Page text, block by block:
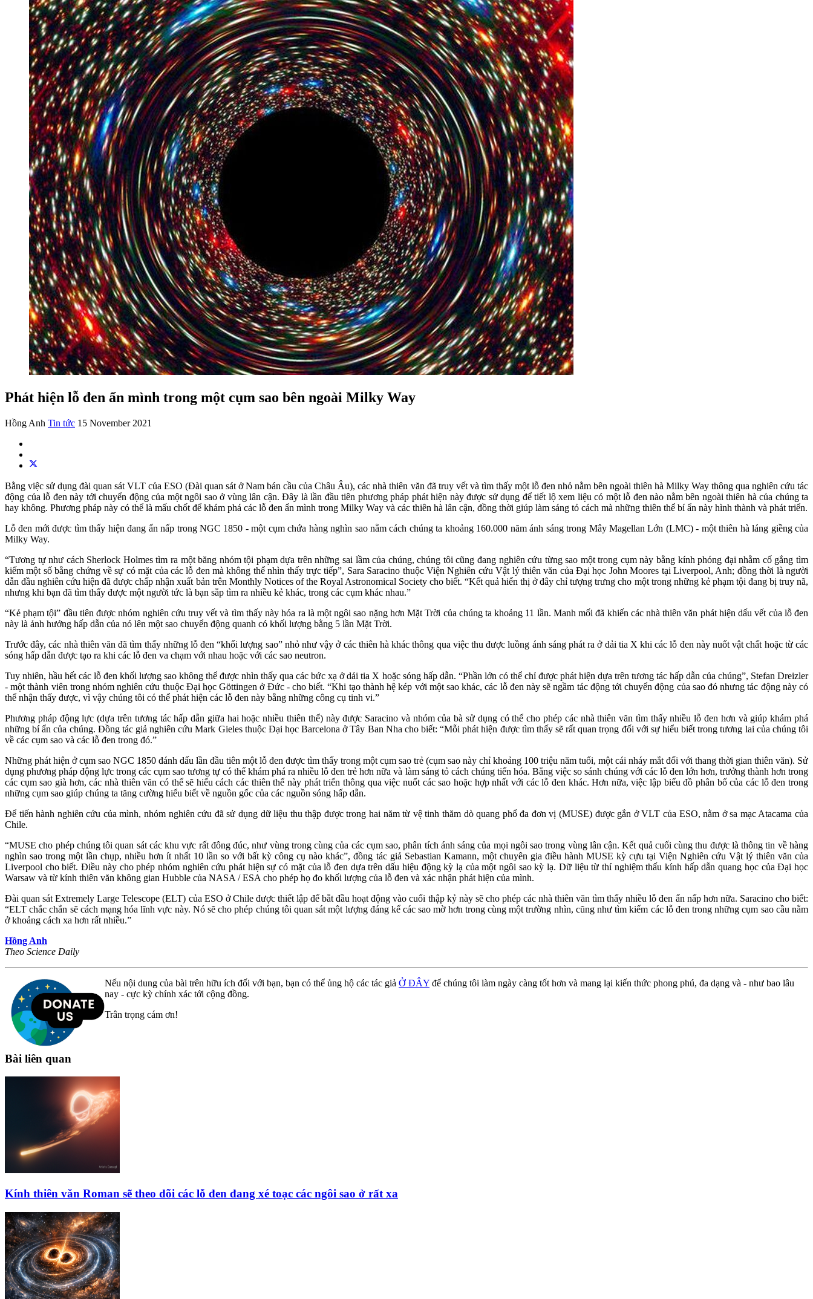
Phát hiện lỗ đen ẩn mình trong một cụm sao bên ngoài Milky Way
Hồng Anh Tin tức 15 November 2021
Bằng việc sử dụng đài quan sát VLT của ESO (Đài quan sát ở Nam bán cầu của Châu Âu), các nhà thiên văn đã truy vết và tìm thấy một lỗ đen nhỏ nằm bên ngoài thiên hà Milky Way thông qua nghiên cứu tác
động của lỗ đen này tới chuyển động của một ngôi sao ở vùng lân cận. Đây là lần đầu tiên phương pháp phát hiện này được sử dụng để tiết lộ xem liệu có một lỗ đen nào nằm bên ngoài thiên hà của chúng ta
hay không. Phương pháp này có thể là mấu chốt để khám phá các lỗ đen ẩn mình trong Milky Way và các thiên hà lân cận, đồng thời giúp làm sáng tỏ cách mà những thiên thể bí ẩn này hình thành và phát triển.
Lỗ đen mới được tìm thấy hiện đang ẩn nấp trong NGC 1850 - một cụm chứa hàng nghìn sao nằm cách chúng ta khoảng 160.000 năm ánh sáng trong Mây Magellan Lớn (LMC) - một thiên hà láng giềng của
Milky Way.
“Tương tự như cách Sherlock Holmes tìm ra một băng nhóm tội phạm dựa trên những sai lầm của chúng, chúng tôi cũng đang nghiên cứu từng sao một trong cụm này bằng kính phóng đại nhằm cố gắng tìm
kiếm một số bằng chứng về sự có mặt của các lỗ đen mà không thể nhìn thấy trực tiếp”, Sara Saracino thuộc Viện Nghiên cứu Vật lý thiên văn của Đại học John Moores tại Liverpool, Anh; đồng thời là người
dẫn đầu nghiên cứu hiện đã được chấp nhận xuất bản trên Monthly Notices of the Royal Astronomical Society cho biết. “Kết quả hiển thị ở đây chỉ tượng trưng cho một trong những kẻ phạm tội đang bị truy nã,
nhưng khi bạn đã tìm thấy được một người tức là bạn sắp tìm ra nhiều kẻ khác, trong các cụm khác nhau.”
“Kẻ phạm tội” đầu tiên được nhóm nghiên cứu truy vết và tìm thấy này hóa ra là một ngôi sao nặng hơn Mặt Trời của chúng ta khoảng 11 lần. Manh mối đã khiến các nhà thiên văn phát hiện dấu vết của lỗ đen
này là ảnh hưởng hấp dẫn của nó lên một sao chuyển động quanh có khối lượng bằng 5 lần Mặt Trời.
Trước đây, các nhà thiên văn đã tìm thấy những lỗ đen “khối lượng sao” nhỏ như vậy ở các thiên hà khác thông qua việc thu được luồng ánh sáng phát ra ở dải tia X khi các lỗ đen này nuốt vật chất hoặc từ các
sóng hấp dẫn được tạo ra khi các lỗ đen va chạm với nhau hoặc với các sao neutron.
Tuy nhiên, hầu hết các lỗ đen khối lượng sao không thể được nhìn thấy qua các bức xạ ở dải tia X hoặc sóng hấp dẫn. “Phần lớn có thể chỉ được phát hiện dựa trên tương tác hấp dẫn của chúng”, Stefan Dreizler
- một thành viên trong nhóm nghiên cứu thuộc Đại học Göttingen ở Đức - cho biết. “Khi tạo thành hệ kép với một sao khác, các lỗ đen này sẽ ngầm tác động tới chuyển động của sao đó nhưng tác động này có
thể nhận thấy được, vì vậy chúng tôi có thể phát hiện các lỗ đen này bằng những công cụ tinh vi.”
Phương pháp động lực (dựa trên tương tác hấp dẫn giữa hai hoặc nhiều thiên thể) này được Saracino và nhóm của bà sử dụng có thể cho phép các nhà thiên văn tìm thấy nhiều lỗ đen hơn và giúp khám phá
những bí ẩn của chúng. Đồng tác giả nghiên cứu Mark Gieles thuộc Đại học Barcelona ở Tây Ban Nha cho biết: “Mỗi phát hiện được tìm thấy sẽ rất quan trọng đối với sự hiểu biết trong tương lai của chúng tôi
về các cụm sao và các lỗ đen trong đó.”
Những phát hiện ở cụm sao NGC 1850 đánh dấu lần đầu tiên một lỗ đen được tìm thấy trong một cụm sao trẻ (cụm sao này chỉ khoảng 100 triệu năm tuổi, một cái nháy mắt đối với thang thời gian thiên văn). Sử
dụng phương pháp động lực trong các cụm sao tương tự có thể khám phá ra nhiều lỗ đen trẻ hơn nữa và làm sáng tỏ cách chúng tiến hóa. Bằng việc so sánh chúng với các lỗ đen lớn hơn, trưởng thành hơn trong
các cụm sao già hơn, các nhà thiên văn có thể sẽ hiểu cách các thiên thể này phát triển thông qua việc nuốt các sao hoặc hợp nhất với các lỗ đen khác. Hơn nữa, việc lập biểu đồ phân bố của các lỗ đen trong
những cụm sao giúp chúng ta tăng cường hiểu biết về nguồn gốc của các nguồn sóng hấp dẫn.
Để tiến hành nghiên cứu của mình, nhóm nghiên cứu đã sử dụng dữ liệu thu thập được trong hai năm từ vệ tinh thăm dò quang phổ đa đơn vị (MUSE) được gắn ở VLT của ESO, nằm ở sa mạc Atacama của
Chile.
“MUSE cho phép chúng tôi quan sát các khu vực rất đông đúc, như vùng trong cùng của các cụm sao, phân tích ánh sáng của mọi ngôi sao trong vùng lân cận. Kết quả cuối cùng thu được là thông tin về hàng
nghìn sao trong một lần chụp, nhiều hơn ít nhất 10 lần so với bất kỳ công cụ nào khác”, đồng tác giả Sebastian Kamann, một chuyên gia điều hành MUSE kỳ cựu tại Viện Nghiên cứu Vật lý thiên văn của
Liverpool cho biết. Điều này cho phép nhóm nghiên cứu phát hiện sự có mặt của lỗ đen dựa trên dấu hiệu động kỳ lạ của một ngôi sao kỳ lạ. Dữ liệu từ thí nghiệm thấu kính hấp dẫn quang học của Đại học
Warsaw và từ kính thiên văn không gian Hubble của NASA / ESA cho phép họ đo khối lượng của lỗ đen và xác nhận phát hiện của mình.
Đài quan sát Extremely Large Telescope (ELT) của ESO ở Chile được thiết lập để bắt đầu hoạt động vào cuối thập kỷ này sẽ cho phép các nhà thiên văn tìm thấy nhiều lỗ đen ẩn nấp hơn nữa. Saracino cho biết:
“ELT chắc chắn sẽ cách mạng hóa lĩnh vực này. Nó sẽ cho phép chúng tôi quan sát một lượng đáng kể các sao mờ hơn trong cùng một trường nhìn, cũng như tìm kiếm các lỗ đen trong những cụm sao cầu nằm
ở khoảng cách xa hơn rất nhiều.”
Hồng Anh
Theo Science Daily
Nếu nội dung của bài trên hữu ích đối với bạn, bạn có thể ủng hộ các tác giả Ở ĐÂY để chúng tôi làm ngày càng tốt hơn và mang lại kiến thức phong phú, đa dạng và - như bao lâu
nay - cực kỳ chính xác tới cộng đồng.
Trân trọng cám ơn!
Bài liên quan
Kính thiên văn Roman sẽ theo dõi các lỗ đen đang xé toạc các ngôi sao ở rất xa